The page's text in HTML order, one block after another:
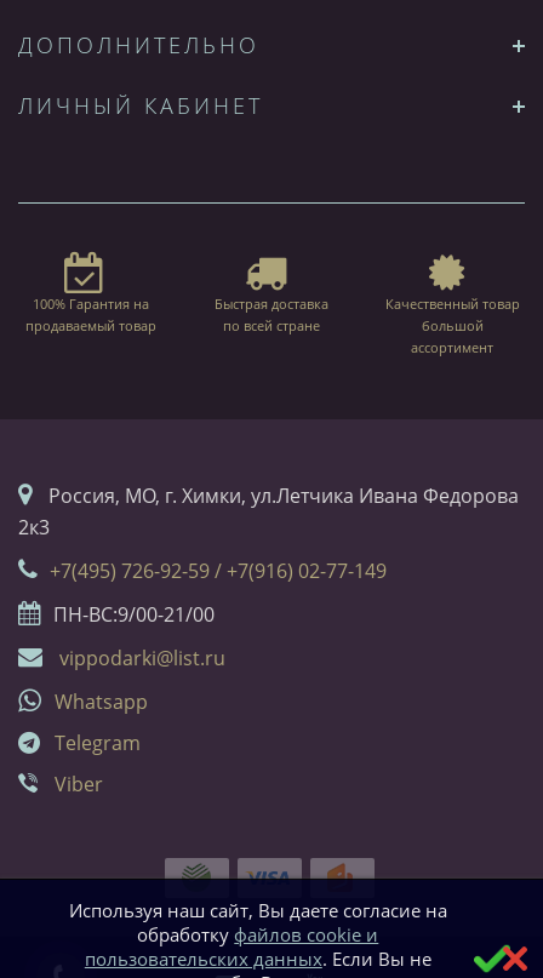
ДОПОЛНИТЕЛЬНО
ЛИЧНЫЙ КАБИНЕТ
100% Гарантия на
продаваемый товар
Быстрая доставка
по всей стране
Качественный товар
большой
ассортимент
Россия, МО, г. Химки, ул.Летчика Ивана Федорова
2к3
+7(495) 726-92-59 / +7(916) 02-77-149
ПН-ВС:9/00-21/00
vippodarki@list.ru
Whatsapp
Telegram
Viber
Используя наш сайт, Вы даете согласие на
обработкуфайлов cookie и
пользовательских данных. Если Вы не